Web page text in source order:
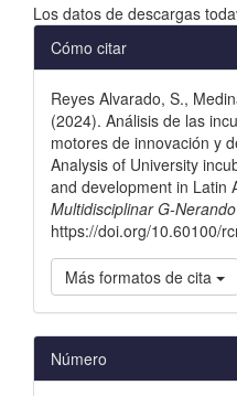
Los datos de descargas
Detalles
del
artículo
Cómo citar
Reyes Alvarado, S.,
(2024). Análisis de las
motores de innovación y
Analysis of University
and development in Latin
Multidisciplinar G-Nerando
https://doi.org/10.60100/
Más formatos de cita
Número